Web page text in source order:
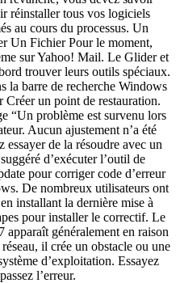
réinstaller tous vos logiciels
au cours du processus. Un
Un Fichier Pour le moment,
sur Yahoo! Mail. Le Glider et
trouver leurs outils spéciaux.
la barre de recherche Windows
Créer un point de restauration.
“Un problème est survenu lors
Aucun ajustement n’a été
essayer de la résoudre avec un
d’exécuter l’outil de
pour corriger code d’erreur
De nombreux utilisateurs ont
installant la dernière mise à
pour installer le correctif. Le
apparaît généralement en raison
il crée un obstacle ou une
d’exploitation. Essayez
l’erreur.